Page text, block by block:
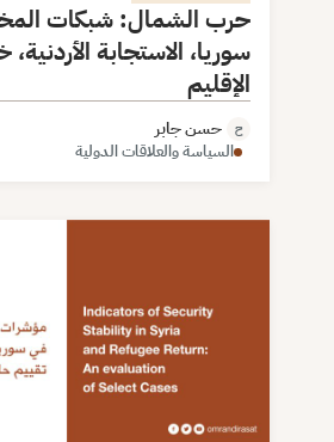
حرب الشمال:
سوريا، الاستجابة الأردنية،
الإقليم
ح حسن جابر
السياسة والعلاقات الدولية